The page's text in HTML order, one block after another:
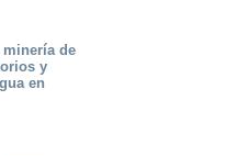
minería de
y
en